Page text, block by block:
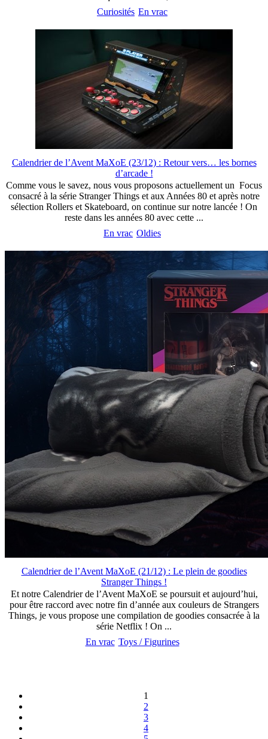
Curiosités En vrac
Calendrier de l’Avent MaXoE (23/12) : Retour vers… les bornes
d’arcade !
Comme vous le savez, nous vous proposons actuellement un Focus
consacré à la série Stranger Things et aux Années 80 et après notre
sélection Rollers et Skateboard, on continue sur notre lancée ! On
reste dans les années 80 avec cette ...
En vrac Oldies
Calendrier de l’Avent MaXoE (21/12) : Le plein de goodies
Stranger Things !
Et notre Calendrier de l’Avent MaXoE se poursuit et aujourd’hui,
pour être raccord avec notre fin d’année aux couleurs de Strangers
Things, je vous propose une compilation de goodies consacrée à la
série Netflix ! On ...
En vrac Toys / Figurines
1
2
3
4